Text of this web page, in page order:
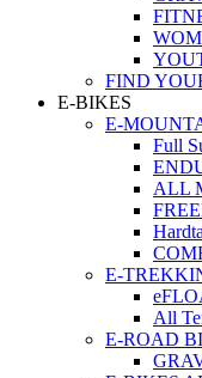
FIND
E-BIKES
E-
Full
ALL
E-
All
E-ROAD